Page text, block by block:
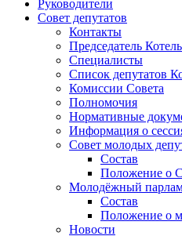
Руководители
Совет депутатов
Контакты
Председатель
Специалисты
Список депутатов
Комиссии Совета
Полномочия
Нормативные
Информация о
Совет молодых
Состав
Положение о
Молодёжный
Состав
Положение о
Новости